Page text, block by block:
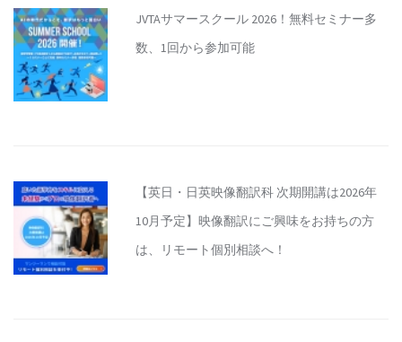
JVTAサマースクール 2026！無料セミナー多
数、1回から参加可能
【英日・日英映像翻訳科 次期開講は2026年
10月予定】映像翻訳にご興味をお持ちの方
は、リモート個別相談へ！